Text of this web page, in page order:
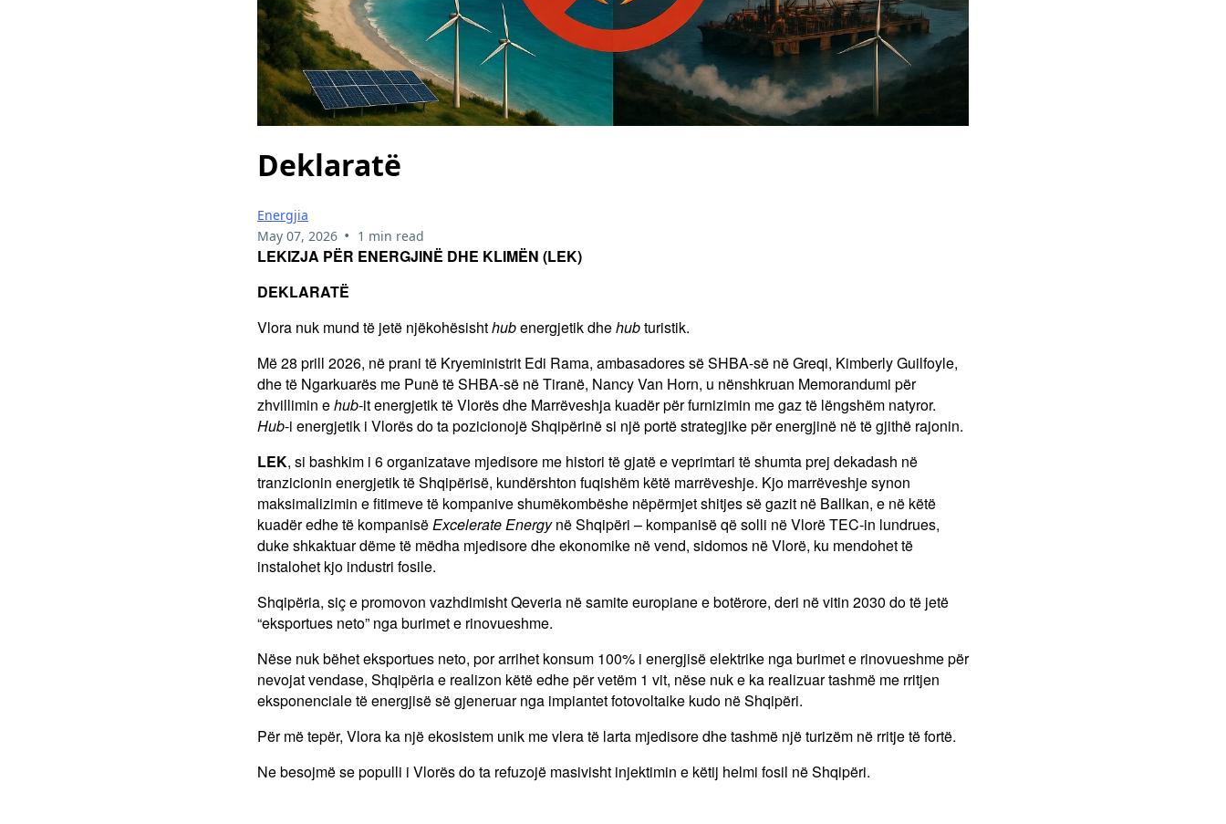
Deklaratë
Energjia
May 07, 2026 • 1 min read
LEKIZJA PËR ENERGJINË DHE KLIMËN (LEK)
DEKLARATË
Vlora nuk mund të jetë njëkohësishthubenergjetik dhehubturistik.
Më 28 prill 2026, në prani të Kryeministrit Edi Rama, ambasadores së SHBA-së në Greqi, Kimberly Guilfoyle,
dhe të Ngarkuarës me Punë të SHBA-së në Tiranë, Nancy Van Horn, u nënshkruan Memorandumi për
zhvillimin ehub-it energjetik të Vlorës dhe Marrëveshja kuadër për furnizimin me gaz të lëngshëm natyror.
Hub-i energjetik i Vlorës do ta pozicionojë Shqipërinë si një portë strategjike për energjinë në të gjithë rajonin.
LEK, si bashkim i 6 organizatave mjedisore me histori të gjatë e veprimtari të shumta prej dekadash në
tranzicionin energjetik të Shqipërisë, kundërshton fuqishëm këtë marrëveshje. Kjo marrëveshje synon
maksimalizimin e fitimeve të kompanive shumëkombëshe nëpërmjet shitjes së gazit në Ballkan, e në këtë
kuadër edhe të kompanisëExcelerate Energynë Shqipëri – kompanisë që solli në Vlorë TEC-in lundrues,
duke shkaktuar dëme të mëdha mjedisore dhe ekonomike në vend, sidomos në Vlorë, ku mendohet të
instalohet kjo industri fosile.
Shqipëria, siç e promovon vazhdimisht Qeveria në samite europiane e botërore, deri në vitin 2030 do të jetë
“eksportues neto” nga burimet e rinovueshme.
Nëse nuk bëhet eksportues neto, por arrihet konsum 100% i energjisë elektrike nga burimet e rinovueshme për
nevojat vendase, Shqipëria e realizon këtë edhe për vetëm 1 vit, nëse nuk e ka realizuar tashmë me rritjen
eksponenciale të energjisë së gjeneruar nga impiantet fotovoltaike kudo në Shqipëri.
Për më tepër, Vlora ka një ekosistem unik me vlera të larta mjedisore dhe tashmë një turizëm në rritje të fortë.
Ne besojmë se populli i Vlorës do ta refuzojë masivisht injektimin e këtij helmi fosil në Shqipëri.